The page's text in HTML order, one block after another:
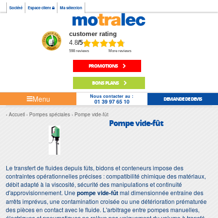
Société Espace client Ma sélection
customer rating
4.8/5
598 reviews More reviews
PROMOTIONS
BONS PLANS
Menu Nous contacter au :
01 39 97 65 10 DEMANDE DE DEVIS
Accueil Pompes spéciales Pompe vide-fût
Pompe vide-fût
Le transfert de fluides depuis fûts, bidons et conteneurs impose des
contraintes opérationnelles précises : compatibilité chimique des matériaux,
débit adapté à la viscosité, sécurité des manipulations et continuité
d'approvisionnement. Unepompe vide-fûtmal dimensionnée entraîne des
arrêts imprévus, une contamination croisée ou une détérioration prématurée
des pièces en contact avec le fluide. L'arbitrage entre pompes manuelles,